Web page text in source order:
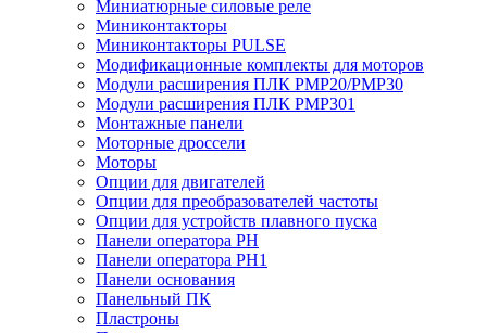
Миниатюрные силовые реле
Миниконтакторы
Миниконтакторы PULSE
Модификационные комплекты для моторов
Модули расширения ПЛК PMP20/PMP30
Модули расширения ПЛК PMP301
Монтажные панели
Моторные дроссели
Моторы
Опции для двигателей
Опции для преобразователей частоты
Опции для устройств плавного пуска
Панели оператора PH
Панели оператора PH1
Панели основания
Панельный ПК
Пластроны